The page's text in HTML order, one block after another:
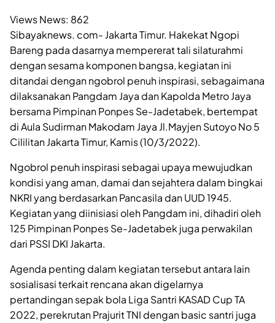
Views News: 862
Sibayaknews. com- Jakarta Timur. Hakekat Ngopi
Bareng pada dasarnya mempererat tali silaturahmi
dengan sesama komponen bangsa, kegiatan ini
ditandai dengan ngobrol penuh inspirasi, sebagaimana
dilaksanakan Pangdam Jaya dan Kapolda Metro Jaya
bersama Pimpinan Ponpes Se-Jadetabek, bertempat
di Aula Sudirman Makodam Jaya Jl.Mayjen Sutoyo No 5
Cililitan Jakarta Timur, Kamis (10/3/2022).
Ngobrol penuh inspirasi sebagai upaya mewujudkan
kondisi yang aman, damai dan sejahtera dalam bingkai
NKRI yang berdasarkan Pancasila dan UUD 1945.
Kegiatan yang diinisiasi oleh Pangdam ini, dihadiri oleh
125 Pimpinan Ponpes Se-Jadetabek juga perwakilan
dari PSSI DKI Jakarta.
Agenda penting dalam kegiatan tersebut antara lain
sosialisasi terkait rencana akan digelarnya
pertandingan sepak bola Liga Santri KASAD Cup TA
2022, perekrutan Prajurit TNI dengan basic santri juga